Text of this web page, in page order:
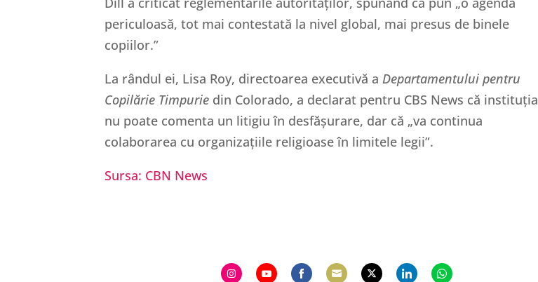
periculoasă, tot mai contestată la nivel global, mai presus de binele
copiilor.”
La rândul ei, Lisa Roy, directoarea executivă a Departamentului pentru
Copilărie Timpurie din Colorado, a declarat pentru CBS News că instituția
nu poate comenta un litigiu în desfășurare, dar că „va continua
colaborarea cu organizațiile religioase în limitele legii”.
Sursa: CBN News